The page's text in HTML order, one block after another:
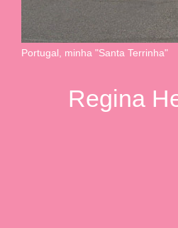
Portugal, minha "Santa Terrinha"
Regina